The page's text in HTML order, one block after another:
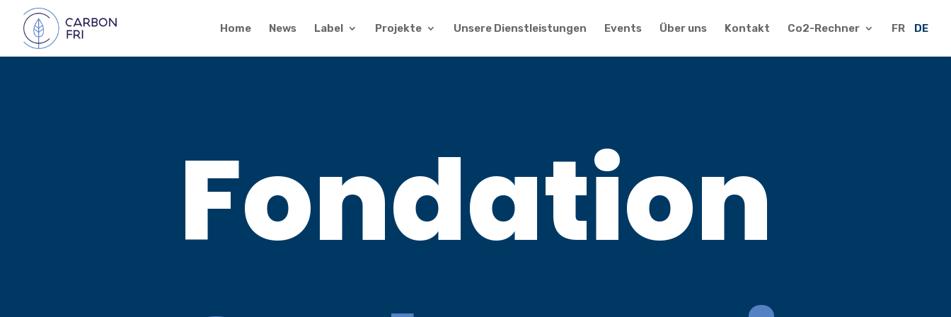
Home News Label Projekte Unsere Dienstleistungen Events Über uns Kontakt Co2-Rechner FR DE
Fondation